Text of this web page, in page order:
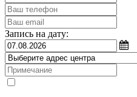
Запись на дату: